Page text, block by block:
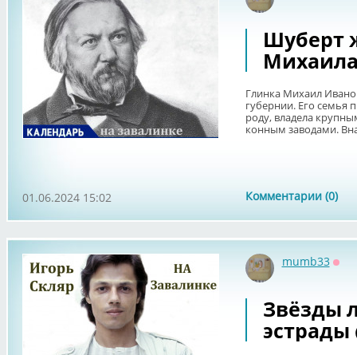
Шуберт
Глинка Михаил
губернии. Его семья
роду, владела
конным заводами.
Комментарии (0)
01.06.2024 15:02
mumb33
Звёзды
эстрады